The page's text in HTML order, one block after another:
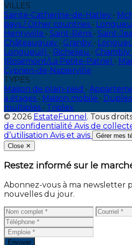
VILLES
Sainte-Catherine-de-Hatley •
pays / Other countries •
Henryville • Saint-Rémi • Saint-
Châteauguay • Granby •
Longueuil) • Richelieu • Chambly
(Rosemont/La Petite-Patrie) •
Cyprien-de-Napierville
TYPES
Maison de plain-pied •
à étages • Maison mobile • Duplex
multiples • Triplex
© 2026 EstateFunnel . Tous
de confidentialité Avis de
d’utilisation Avis et avis
Gérer mes
Close ✕
Restez informé sur le
Abonnez-vous à ma newsletter
nouvelles du jour.
Envoyer